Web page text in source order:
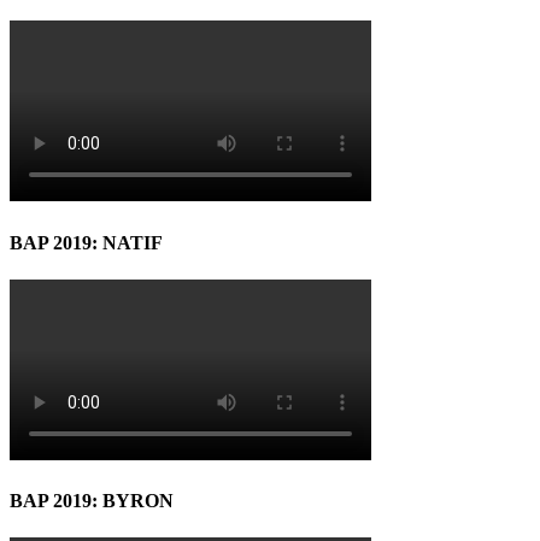
BAP 2019: NATIF
BAP 2019: BYRON